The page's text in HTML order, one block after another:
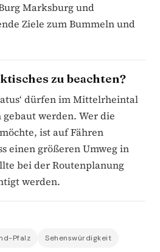
Marksburg und
Ziele zum Bummeln und
zu beachten?
dürfen im Mittelrheintal
werden. Wer die
ist auf Fähren
einen größeren Umweg in
bei der Routenplanung
werden.
Pfalz Sehenswürdigkeit